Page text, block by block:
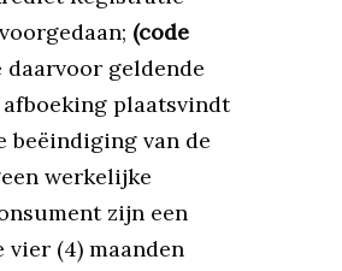
(code
geldende
plaatsvindt
beëindiging van de
werkelijke
zijn een
(4) maanden